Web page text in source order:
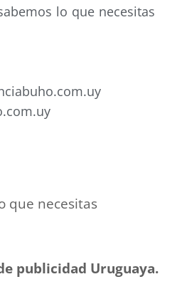
lo que necesitas
que necesitas
publicidad Uruguaya.